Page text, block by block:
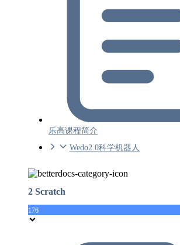
乐高课程简介
Wedo2.0科学机器人
2 Scratch
176